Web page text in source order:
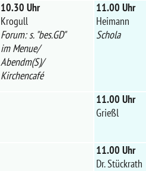
10.30 Uhr
Krogull
Forum: s. "bes.GD"
im Menue/
Abendm(S)/
Kirchencafé
11.00 Uhr
Heimann
Schola
11.00 Uhr
Grießl
11.00 Uhr
Dr. Stückrath